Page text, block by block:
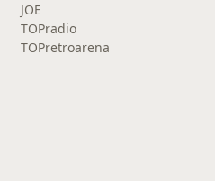
JOE
TOPradio
TOPretroarena